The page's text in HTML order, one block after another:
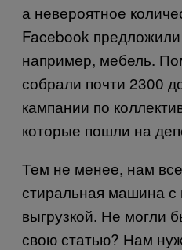
а невероятное
Facebook
например, мебель.
собрали почти 2300
кампании по
которые пошли на
Тем не менее, нам
стиральная машина с
выгрузкой. Не могли
свою статью? Нам